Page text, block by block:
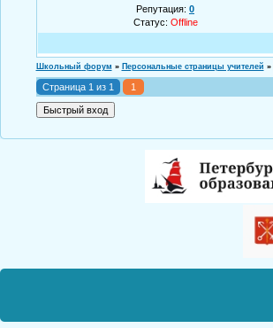
Репутация: 0
Статус: Offline
Школьный форум » Персональные страницы учителей »
Страница 1 из 1
1